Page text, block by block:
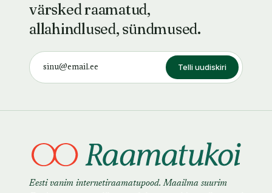
värsked raamatud,
allahindlused, sündmused.
Telli uudiskiri
Eesti vanim internetiraamatupood. Maailma suurim